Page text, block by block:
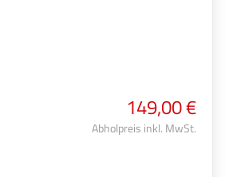
149,00 €
Abholpreis inkl. MwSt.